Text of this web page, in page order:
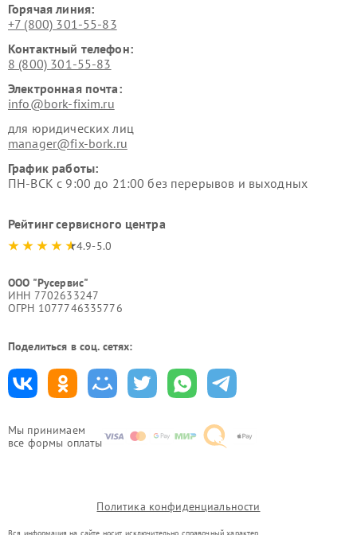
Мы принимаем
все формы оплаты
Горячая линия:
+7 (800) 301-55-83
Контактный телефон:
8 (800) 301-55-83
Электронная почта:
info@bork-fixim.ru
для юридических лиц
manager@fix-bork.ru
График работы:
ПН-ВСК с 9:00 до 21:00 без перерывов и выходных
Рейтинг сервисного центра
4.9-5.0
ООО "Русервис"
ИНН 7702633247
ОГРН 1077746335776
Поделиться в соц. сетях:
Политика конфиденциальности